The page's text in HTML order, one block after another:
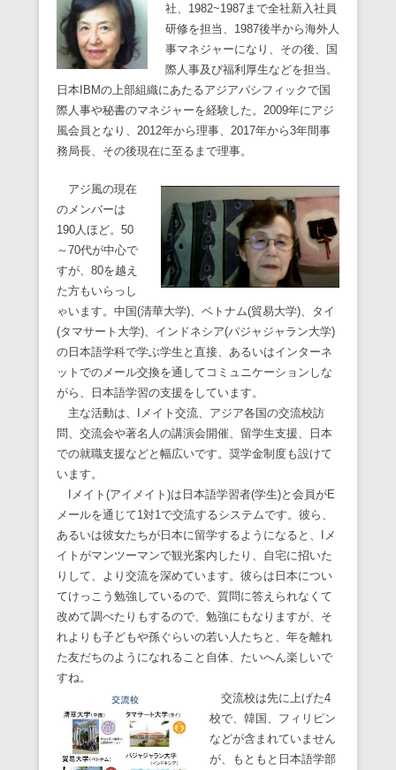
社、1982~1987まで全社新入社員
研修を担当、1987後半から海外人
事マネジャーになり、その後、国
際人事及び福利厚生などを担当。
日本IBMの上部組織にあたるアジアパシフィックで国
際人事や秘書のマネジャーを経験した。2009年にアジ
風会員となり、2012年から理事、2017年から3年間事
務局長、その後現在に至るまで理事。
アジ風の現在
のメンバーは
190人ほど。50
～70代が中心で
すが、80を越え
た方もいらっし
ゃいます。中国(清華大学)、ベトナム(貿易大学)、タイ
(タマサート大学)、インドネシア(パジャジャラン大学)
の日本語学科で学ぶ学生と直接、あるいはインターネ
ットでのメール交換を通してコミュニケーションしな
がら、日本語学習の支援をしています。
主な活動は、Iメイト交流、アジア各国の交流校訪
問、交流会や著名人の講演会開催、留学生支援、日本
での就職支援などと幅広いです。奨学金制度も設けて
います。
Iメイト(アイメイト)は日本語学習者(学生)と会員がE
メールを通じて1対1で交流するシステムです。彼ら、
あるいは彼女たちが日本に留学するようになると、Iメ
イトがマンツーマンで観光案内したり、自宅に招いた
りして、より交流を深めています。彼らは日本につい
てけっこう勉強しているので、質問に答えられなくて
改めて調べたりもするので、勉強にもなりますが、そ
れよりも子どもや孫ぐらいの若い人たちと、年を離れ
た友だちのようになれること自体、たいへん楽しいで
すね。
交流校は先に上げた4
校で、韓国、フィリピン
などが含まれていません
が、もともと日本語学部